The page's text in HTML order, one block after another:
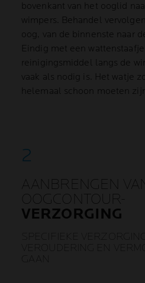
bovenkant van het ooglid
wimpers. Behandel
oog, van de binnenste naar
Eindig met een
reinigingsmiddel langs de
vaak als nodig is. Het watje
helemaal schoon moeten zijn
AANBRENGEN VAN
OOGCONTOUR-
VERZORGING